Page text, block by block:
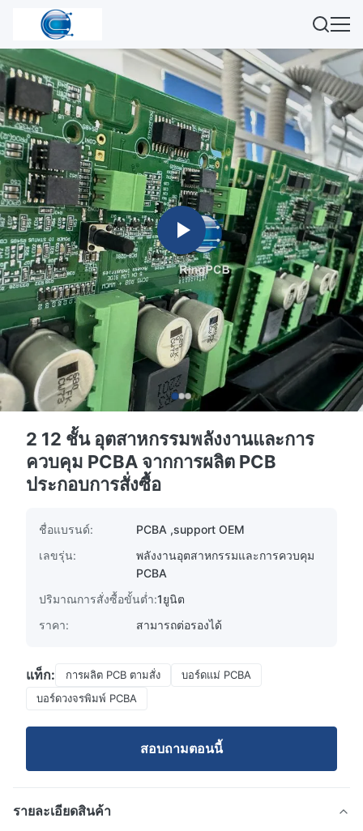
2 12 ชั้น อุตสาหกรรมพลังงานและการ
ควบคุม PCBA จากการผลิต PCB
ประกอบการสั่งซื้อ
ชื่อแบรนด์:
PCBA ,support OEM
เลขรุ่น:
พลังงานอุตสาหกรรมและการควบคุม
PCBA
ปริมาณการสั่งซื้อขั้นต่ำ:1ยูนิต
ราคา:
สามารถต่อรองได้
แท็ก: การผลิต PCB ตามสั่ง
บอร์ดแม่ PCBA
บอร์ดวงจรพิมพ์ PCBA
สอบถามตอนนี้
รายละเอียดสินค้า